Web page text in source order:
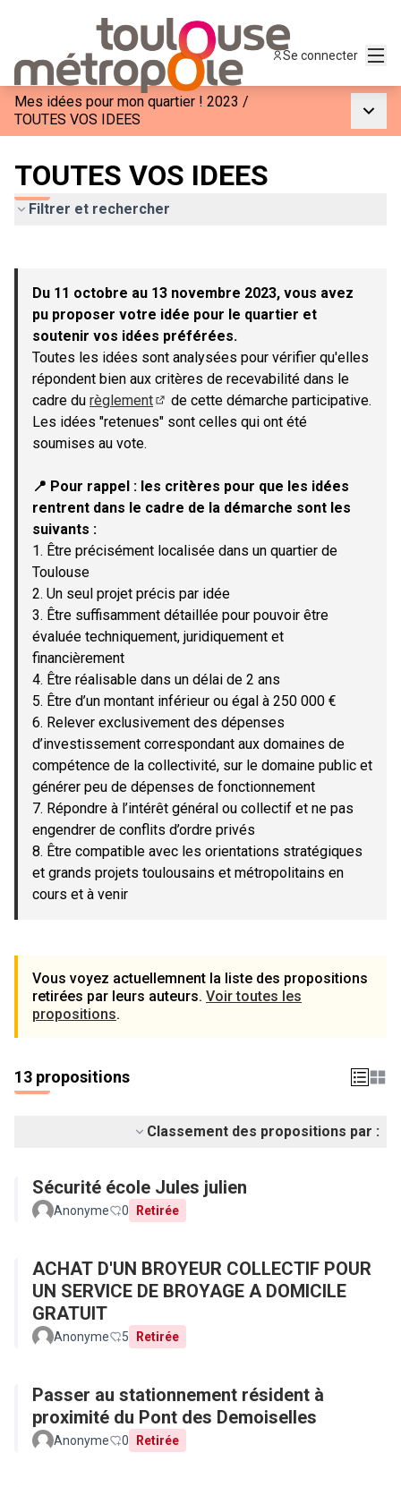
Se connecter
Mes idées pour mon quartier ! 2023 /
TOUTES VOS IDEES
TOUTES VOS IDEES
Filtrer et rechercher
−
Du 11 octobre au 13 novembre 2023, vous avez
pu proposer votre idée pour le quartier et
soutenir vos idées préférées.
Toutes les idées sont analysées pour vérifier qu'elles
répondent bien aux critères de recevabilité dans le
cadre du règlement
(Lien externe)
de cette démarche participative.
Les idées "retenues" sont celles qui ont été
soumises au vote.
📍 Pour rappel : les critères pour que les idées
rentrent dans le cadre de la démarche sont les
suivants :
1. Être précisément localisée dans un quartier de
Toulouse
2. Un seul projet précis par idée
3. Être suffisamment détaillée pour pouvoir être
évaluée techniquement, juridiquement et
financièrement
4. Être réalisable dans un délai de 2 ans
5. Être d’un montant inférieur ou égal à 250 000 €
6. Relever exclusivement des dépenses
d’investissement correspondant aux domaines de
compétence de la collectivité, sur le domaine public et
générer peu de dépenses de fonctionnement
7. Répondre à l’intérêt général ou collectif et ne pas
engendrer de conflits d’ordre privés
8. Être compatible avec les orientations stratégiques
et grands projets toulousains et métropolitains en
cours et à venir
Vous voyez actuellemnent la liste des propositions
retirées par leurs auteurs. Voir toutes les
propositions.
13 propositions
Classement des propositions par :
Sécurité école Jules julien
Anonyme 0 Retirée
ACHAT D'UN BROYEUR COLLECTIF POUR
UN SERVICE DE BROYAGE A DOMICILE
GRATUIT
Anonyme 5 Retirée
Passer au stationnement résident à
proximité du Pont des Demoiselles
Anonyme 0 Retirée